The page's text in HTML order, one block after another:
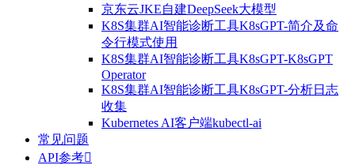
京东云JKE自建DeepSeek大模型
K8S集群AI智能诊断工具K8sGPT-简介及命
令行模式使用
K8S集群AI智能诊断工具K8sGPT-K8sGPT
Operator
K8S集群AI智能诊断工具K8sGPT-分析日志
收集
Kubernetes AI客户端kubectl-ai
常见问题
API参考